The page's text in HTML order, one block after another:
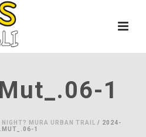
1
MURA URBAN TRAIL
/ 2024-
1